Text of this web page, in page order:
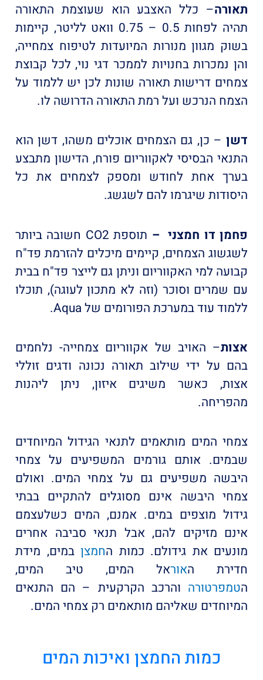
תאורה– כלל האצבע הוא שעוצמת התאורה
תהיה לפחות 0.5 – 0.75 וואט לליטר, קיימות
בשוק מגוון מנורות המיועדות לטיפוח צמחייה,
והן נמכרות בחנויות לממכר דגי נוי, לכל קבוצת
צמחים דרישות תאורה שונות לכן יש ללמוד על
הצמח הנרכש ועל רמת התאורה הדרושה לו.
דשן – כן, גם הצמחים אוכלים משהו, דשן הוא
התנאי הבסיסי לאקווריום פורח, הדישון מתבצע
בערך אחת לחודש ומספק לצמחים את כל
היסודות שיגרמו להם לשגשג.
פחמן דו חמצני –
תוספת CO2 חשובה ביותר
לשגשוג הצמחים, קיימים מיכלים להזרמת פד"ח
קבועה למי האקווריום וניתן גם לייצר פד"ח בבית
עם שמרים וסוכר (וזה לא מתכון לעוגה), תוכלו
ללמוד עוד במערכת הפורומים של Aqua.
אצות– האויב של אקווריום צמחייה- נלחמים
בהם על ידי שילוב תאורה נכונה ודגים זוללי
אצות, כאשר משיגים איזון, ניתן ליהנות
מהפריחה.
צמחי המים מותאמים לתנאי הגידול המיוחדים
שבמים. אותם גורמים המשפיעים על צמחי
היבשה משפיעים גם על צמחי המים. ואולם
צמחי היבשה אינם מסוגלים להתקיים בבתי
גידול מוצפים במים. אמנם, המים כשלעצמם
אינם מזיקים להם, אבל תנאי סביבה אחרים
מונעים את גידולם. כמות החמצן במים, מידת
חדירת האוראל המים, טיב המים,
הטמפרטורה והרכב הקרקעית – הם התנאים
המיוחדים שאליהם מותאמים רק צמחי המים.
כמות החמצן ואיכות המים